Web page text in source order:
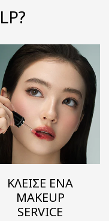
ΚΛΕΙΣΕ ΕΝΑ
MAKEUP
SERVICE